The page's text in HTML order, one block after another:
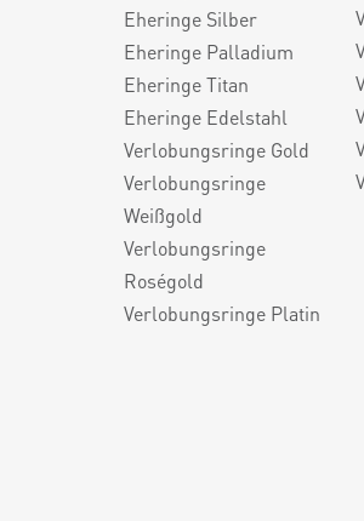
Eheringe Silber
Eheringe Palladium
Eheringe Titan
Eheringe Edelstahl
Verlobungsringe Gold
Verlobungsringe
Weißgold
Verlobungsringe
Roségold
Verlobungsringe Platin